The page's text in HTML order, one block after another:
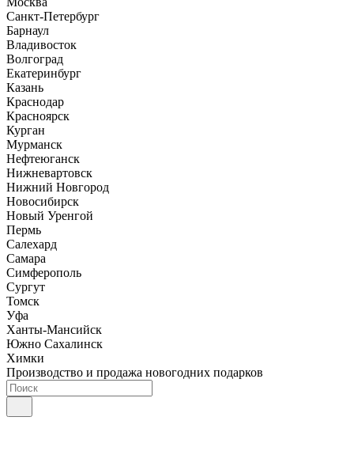
Санкт-Петербург
Барнаул
Владивосток
Волгоград
Екатеринбург
Казань
Краснодар
Красноярск
Курган
Мурманск
Нефтеюганск
Нижневартовск
Нижний Новгород
Новосибирск
Новый Уренгой
Пермь
Салехард
Самара
Симферополь
Сургут
Томск
Уфа
Ханты-Мансийск
Южно Сахалинск
Химки
Производство и продажа новогодних подарков